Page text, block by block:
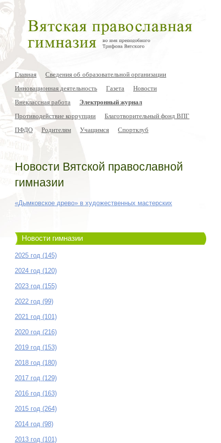
Главная
Сведения об образовательной организации
Инновационная деятельность
Газета
Новости
Внеклассная работа
Электронный журнал
Противодействие коррупции
Благотворительный фонд ВПГ
ПФДО
Родителям Учащимся Спортклуб
Новости Вятской православной
гимназии
«Дымковское древо» в художественных мастерских
Новости гимназии
2025 год (145)
2024 год (120)
2023 год (155)
2022 год (99)
2021 год (101)
2020 год (216)
2019 год (153)
2018 год (180)
2017 год (129)
2016 год (163)
2015 год (264)
2014 год (98)
2013 год (101)